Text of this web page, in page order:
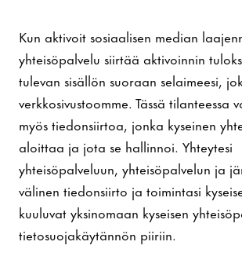
Kun aktivoit sosiaalisen median
yhteisöpalvelu siirtää aktivoinnin
tulevan sisällön suoraan selaimeesi,
verkkosivustoomme. Tässä tilanteessa
myös tiedonsiirtoa, jonka kyseinen
aloittaa ja jota se hallinnoi. Yhteytesi
yhteisöpalveluun, yhteisöpalvelun ja
välinen tiedonsiirto ja toimintasi
kuuluvat yksinomaan kyseisen
tietosuojakäytännön piiriin.